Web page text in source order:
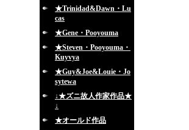
★Trinidad&Dawn・Lu
cas
★Gene・Pooyouma
★Steven・Pooyouma・
Kuyvya
★Guy&Joe&Louie・Jo
sytewa
↓★ズニ故人作家作品★
↓
★オールド作品